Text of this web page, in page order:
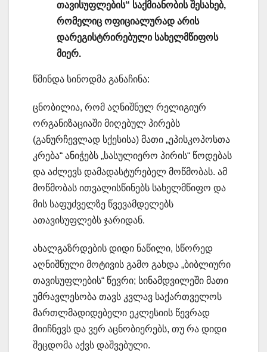
თავისუფლების“ საქმიანობის შესახებ,
რომელიც ოფიციალურად არის
დარეგისტრირებული სახელმწიფოს
მიერ.
წმინდა სინოდმა განაჩინა:
ცნობილია, რომ აღნიშნულ რელიგიურ
ორგანიზაციაში მიღებულ პირებს
(განურჩევლად სქესისა) მათი „ეპისკოპოსთა
კრება“ ანიჭებს „სასულიერო პირის“ წოდებას
და აძლევს დამადასტურებელ მოწმობას. ამ
მოწმობას ითვალისწინებს სახელმწიფო და
მის საფუძველზე წვევამდელებს
ათავისუფლებს ჯარიდან.
ახალგაზრდების დიდი ნაწილი, სწორედ
აღნიშნული მოტივის გამო გახდა „ბიბლიური
თავისუფლების“ წევრი; სინამდვილეში მათი
უმრავლესობა თავს კვლავ საქართველოს
მართლმადიდებელი ეკლესიის წევრად
მიიჩნევს და ვერ აცნობიერებს, თუ რა დიდი
შეცდომა აქვს დაშვებული.